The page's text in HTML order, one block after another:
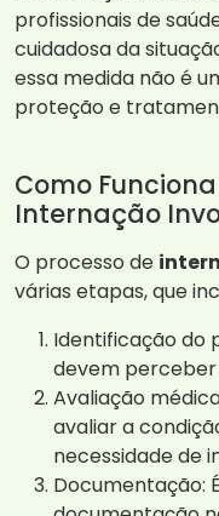
profissionais de
cuidadosa da
essa medida não é
proteção e
Como
Internação
O processo de
várias etapas, que
Identificação do
devem perceber
Avaliação
avaliar a
necessidade de
Documentação: